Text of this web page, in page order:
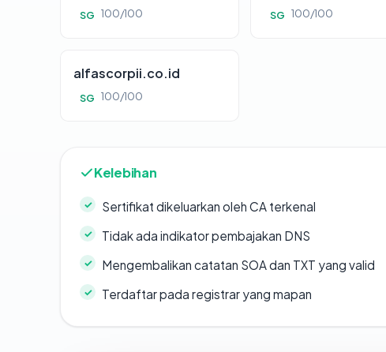
SG 100/100 SG 100/100
alfascorpii.co.id
SG 100/100
Kelebihan
Sertifikat dikeluarkan oleh CA terkenal
Tidak ada indikator pembajakan DNS
Mengembalikan catatan SOA dan TXT yang valid
Terdaftar pada registrar yang mapan